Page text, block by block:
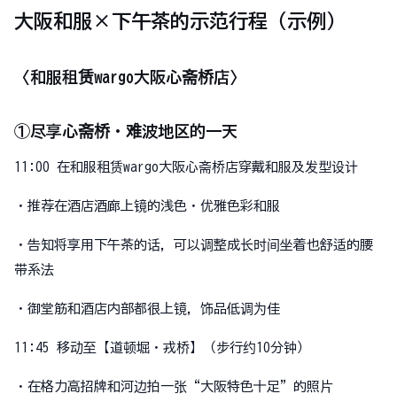
大阪和服×下午茶的示范行程（示例）
〈和服租赁wargo大阪心斋桥店〉
①尽享心斋桥・难波地区的一天
11:00 在和服租赁wargo大阪心斋桥店穿戴和服及发型设计
・推荐在酒店酒廊上镜的浅色・优雅色彩和服
・告知将享用下午茶的话，可以调整成长时间坐着也舒适的腰
带系法
・御堂筋和酒店内部都很上镜，饰品低调为佳
11:45 移动至【道顿堀・戎桥】（步行约10分钟）
・在格力高招牌和河边拍一张“大阪特色十足”的照片